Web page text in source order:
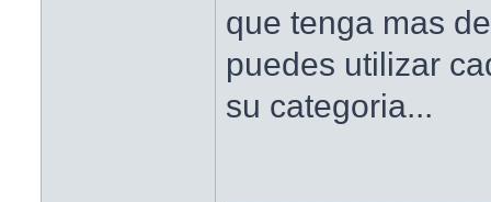
que tenga mas
puedes utilizar
su categoria...